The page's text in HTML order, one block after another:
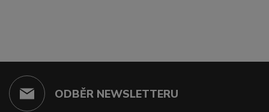
ODBĚR NEWSLETTERU